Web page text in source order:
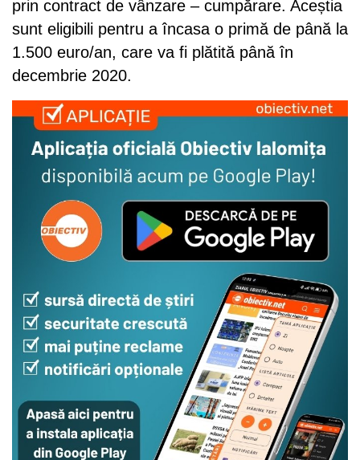
prin contract de vânzare – cumpărare. Aceștia
sunt eligibili pentru a încasa o primă de până la
1.500 euro/an, care va fi plătită până în
decembrie 2020.